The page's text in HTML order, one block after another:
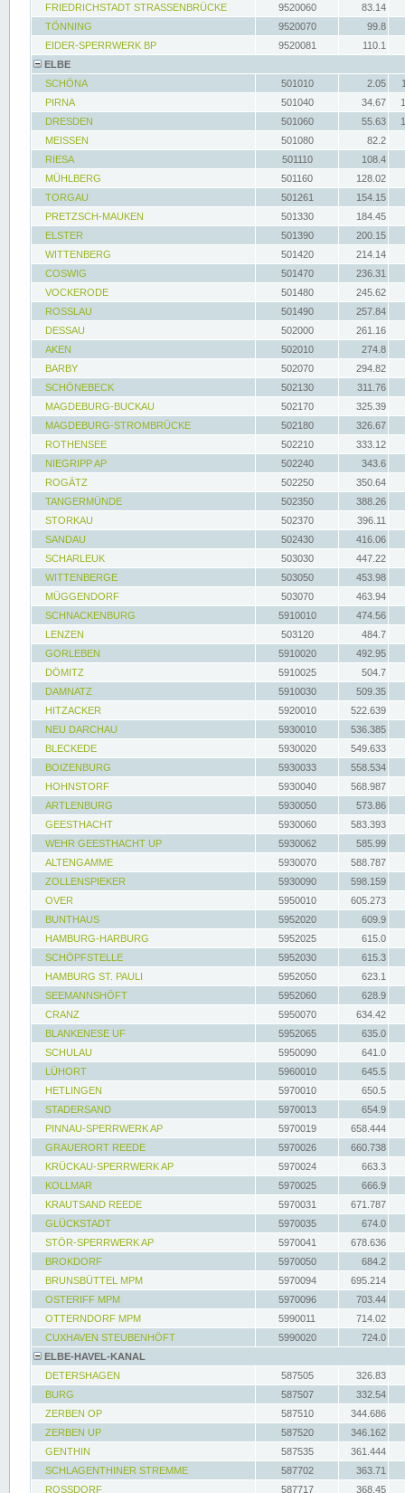
FRIEDRICHSTADT STRASSENBRÜCKE
9520060
83.14
TÖNNING
9520070
99.8
EIDER-SPERRWERK BP
9520081
110.1
ELBE
SCHÖNA
501010 2.05
PIRNA
501040 34.67
DRESDEN
501060 55.63
MEISSEN
501080
82.2
RIESA
501110
108.4
MÜHLBERG
501160
128.02
TORGAU
501261
154.15
PRETZSCH-MAUKEN
501330
184.45
ELSTER
501390
200.15
WITTENBERG
501420
214.14
COSWIG
501470
236.31
VOCKERODE
501480
245.62
ROSSLAU
501490
257.84
DESSAU
502000
261.16
AKEN
502010
274.8
BARBY
502070
294.82
SCHÖNEBECK
502130
311.76
MAGDEBURG-BUCKAU
502170
325.39
MAGDEBURG-STROMBRÜCKE
502180
326.67
ROTHENSEE
502210
333.12
NIEGRIPP AP
502240
343.6
ROGÄTZ
502250
350.64
TANGERMÜNDE
502350
388.26
STORKAU
502370
396.11
SANDAU
502430
416.06
SCHARLEUK
503030
447.22
WITTENBERGE
503050
453.98
MÜGGENDORF
503070
463.94
SCHNACKENBURG
5910010
474.56
LENZEN
503120
484.7
GORLEBEN
5910020
492.95
DÖMITZ
5910025
504.7
DAMNATZ
5910030
509.35
HITZACKER
5920010
522.639
NEU DARCHAU
5930010
536.385
BLECKEDE
5930020
549.633
BOIZENBURG
5930033
558.534
HOHNSTORF
5930040
568.987
ARTLENBURG
5930050
573.86
GEESTHACHT
5930060
583.393
WEHR GEESTHACHT UP
5930062
585.99
ALTENGAMME
5930070
588.787
ZOLLENSPIEKER
5930090
598.159
OVER
5950010
605.273
BUNTHAUS
5952020
609.9
HAMBURG-HARBURG
5952025
615.0
SCHÖPFSTELLE
5952030
615.3
HAMBURG ST. PAULI
5952050
623.1
SEEMANNSHÖFT
5952060
628.9
CRANZ
5950070
634.42
BLANKENESE UF
5952065
635.0
SCHULAU
5950090
641.0
LÜHORT
5960010
645.5
HETLINGEN
5970010
650.5
STADERSAND
5970013
654.9
PINNAU-SPERRWERK AP
5970019
658.444
GRAUERORT REEDE
5970026
660.738
KRÜCKAU-SPERRWERK AP
5970024
663.3
KOLLMAR
5970025
666.9
KRAUTSAND REEDE
5970031
671.787
GLÜCKSTADT
5970035
674.0
STÖR-SPERRWERK AP
5970041
678.636
BROKDORF
5970050
684.2
BRUNSBÜTTEL MPM
5970094
695.214
OSTERIFF MPM
5970096
703.44
OTTERNDORF MPM
5990011
714.02
CUXHAVEN STEUBENHÖFT
5990020
724.0
ELBE-HAVEL-KANAL
DETERSHAGEN
587505
326.83
BURG
587507
332.54
ZERBEN OP
587510
344.686
ZERBEN UP
587520
346.162
GENTHIN
587535
361.444
SCHLAGENTHINER STREMME
587702
363.71
ROSSDORF
587717 368.45